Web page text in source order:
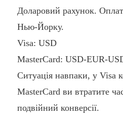
Доларовий рахунок.
Нью-Йорку.
Visa: USD
MasterCard: USD-EUR-
Ситуація навпаки, у Visa
MasterCard ви втратите
подвійний конверсії.